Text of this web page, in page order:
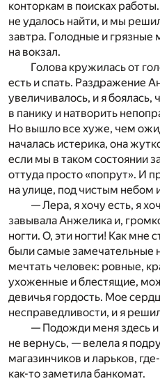
конторкам в поисках
не удалось найти, и мы
завтра. Голодные и грязные
на вокзал.
Голова кружилась от
есть и спать. Раздражение
увеличивалось, и я боялась,
в панику и натворить
Но вышло все хуже, чем
началась истерика, она
если мы в таком состоянии
оттуда просто «попрут». И
на улице, под чистым небом
— Лера, я хочу есть, я
завывала Анжелика и,
ногти. О, эти ногти! Как мне
были самые замечательные
мечтать человек: ровные,
ухоженные и блестящие,
девичья гордость. Мое
несправедливости, и я
— Подожди меня здесь и
не вернусь, — велела я
магазинчиков и ларьков,
как-то заметила банкомат.